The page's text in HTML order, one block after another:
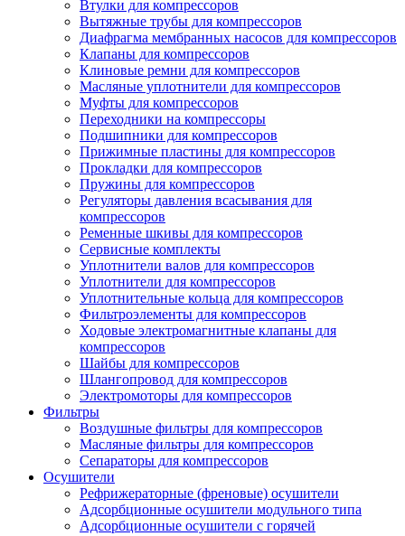
Втулки для компрессоров
Вытяжные трубы для компрессоров
Диафрагма мембранных насосов для компрессоров
Клапаны для компрессоров
Клиновые ремни для компрессоров
Масляные уплотнители для компрессоров
Муфты для компрессоров
Переходники на компрессоры
Подшипники для компрессоров
Прижимные пластины для компрессоров
Прокладки для компрессоров
Пружины для компрессоров
Регуляторы давления всасывания для
компрессоров
Ременные шкивы для компрессоров
Сервисные комплекты
Уплотнители валов для компрессоров
Уплотнители для компрессоров
Уплотнительные кольца для компрессоров
Фильтроэлементы для компрессоров
Ходовые электромагнитные клапаны для
компрессоров
Шайбы для компрессоров
Шлангопровод для компрессоров
Электромоторы для компрессоров
Фильтры
Воздушные фильтры для компрессоров
Масляные фильтры для компрессоров
Сепараторы для компрессоров
Осушители
Рефрижераторные (френовые) осушители
Адсорбционные осушители модульного типа
Адсорбционные осушители с горячей